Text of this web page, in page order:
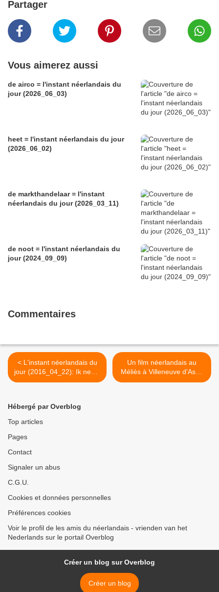
Partager
Vous aimerez aussi
de airco = l'instant néerlandais du
jour (2026_06_03)
heet = l'instant néerlandais du jour
(2026_06_02)
de markthandelaar = l'instant
néerlandais du jour (2026_03_11)
de noot = l'instant néerlandais du
jour (2024_09_09)
Commentaires
< L'instant néerlandais du
jour (2016_04_22): Ik neem
ook geen slaappil
Un film néerlandais au
Méliès à Villeneuve d'Ascq
>
Hébergé par Overblog
Top articles
Pages
Contact
Signaler un abus
C.G.U.
Cookies et données personnelles
Préférences cookies
Voir le profil de les amis du néerlandais - vrienden van het
Nederlands sur le portail Overblog
Créer un blog sur Overblog
Créer un blog